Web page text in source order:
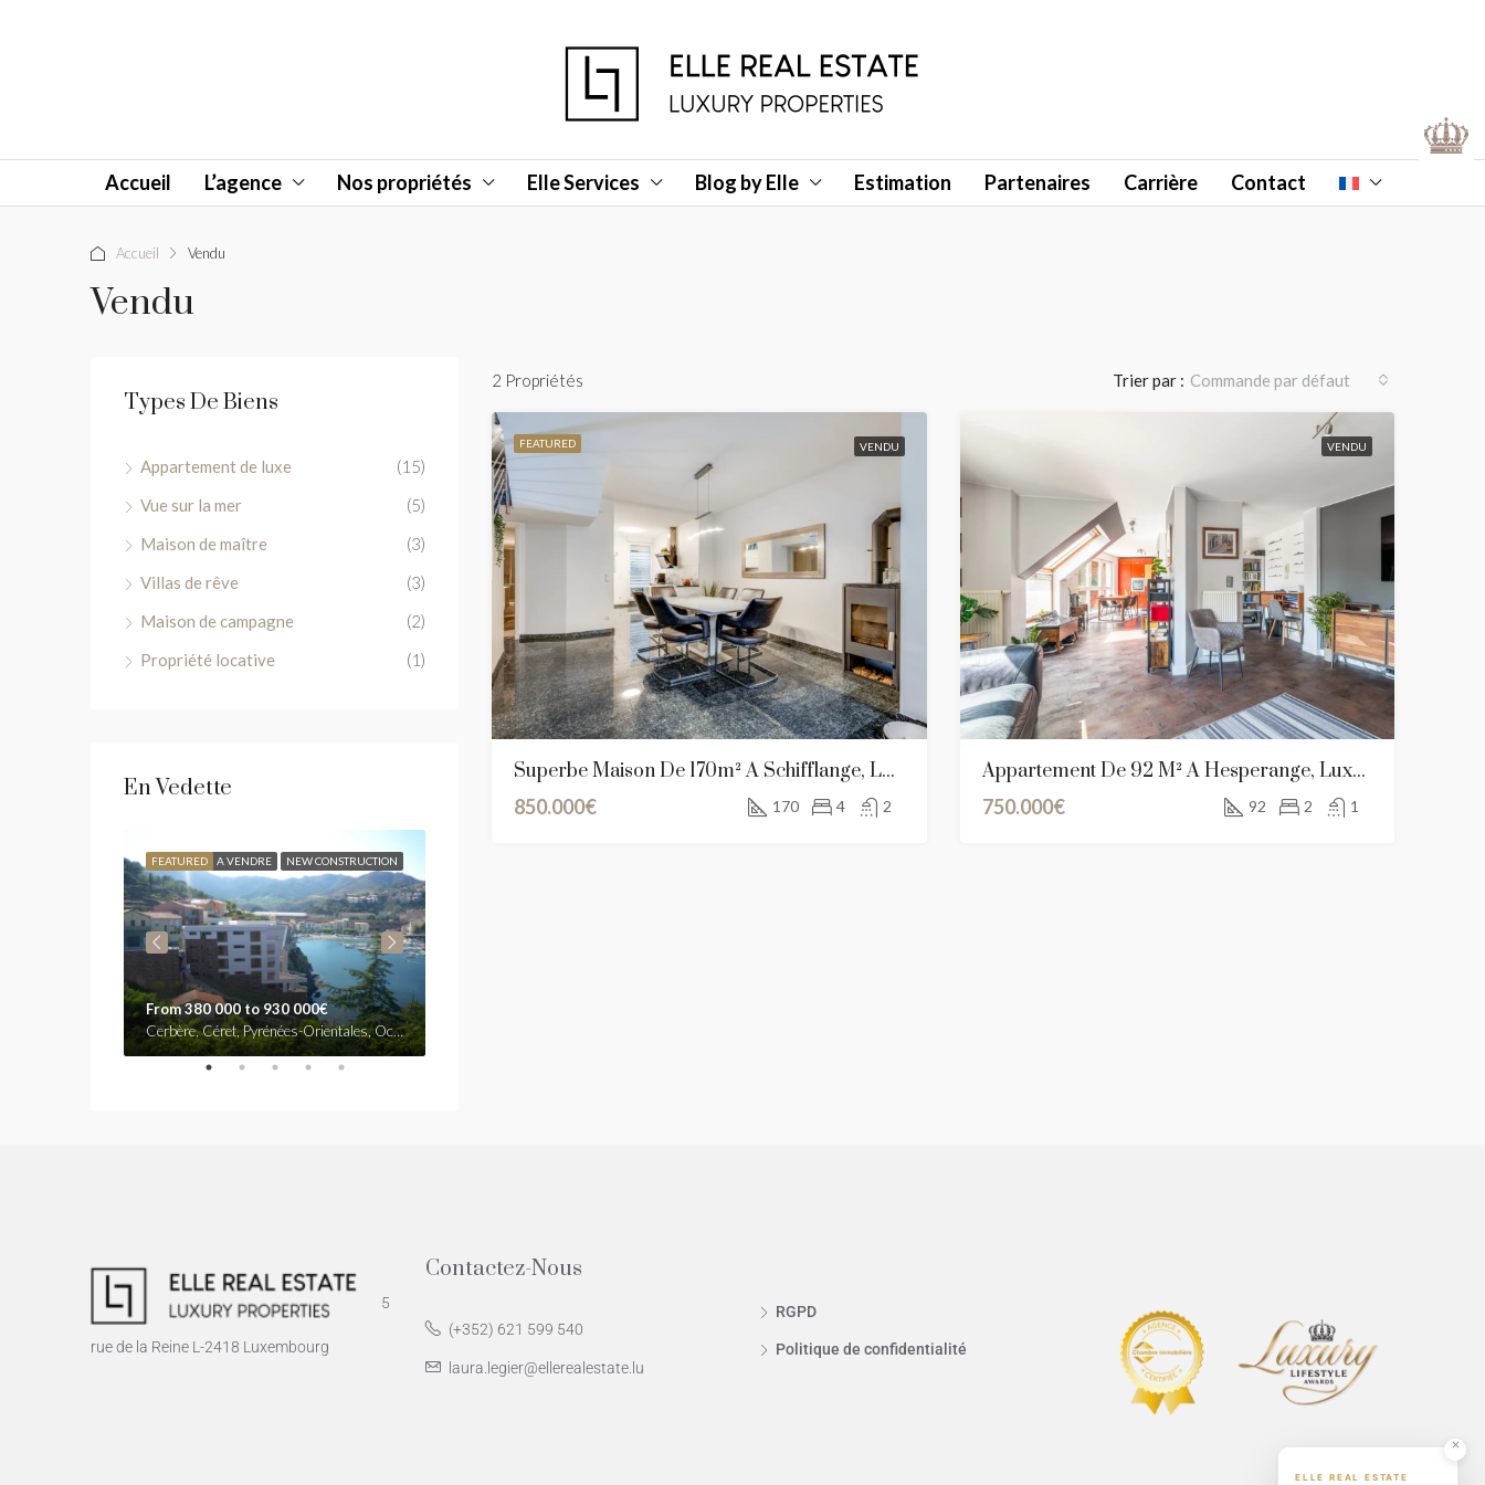
ELLE REAL ESTATE
Accueil L’agence Nos propriétés Elle Services Blog by Elle Estimation Partenaires Carrière Contact
Accueil Vendu
Vendu
2 Propriétés Trier par : Commande par défaut
FEATURED VENDU
Superbe Maison De 170m² À Schifflange, Luxembourg
850.000€
170 4 2
VENDU
Appartement De 92 M² À Hesperange, Luxembourg
750.000€
92 2 1
Types De Biens
Appartement de luxe
(15)
Vue sur la mer
(5)
Maison de maître
(3)
Villas de rêve
(3)
Maison de campagne
(2)
Propriété locative
(1)
En Vedette
A VENDRE NEW CONSTRUCTION
FEATURED
From 380 000 to 930 000€
Cerbère, Céret, Pyrénées-Orientales, Occitanie, France métropolitaine, 66290, France
5
rue de la Reine L-2418 Luxembourg
Contactez-Nous
(+352) 621 599 540
laura.legier@ellerealestate.lu
RGPD
Politique de confidentialité